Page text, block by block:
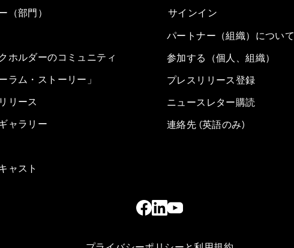
（部門）
ホルダーのコミュニティ
ラム・ストーリー」
リース
ャラリー
ャスト
サインイン
パートナー（組織）について
参加する（個人、組織）
プレスリリース登録
ニュースレター購読
連絡先 (英語のみ)